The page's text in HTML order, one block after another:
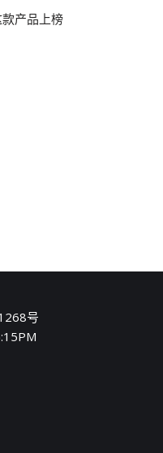
产品上榜
号